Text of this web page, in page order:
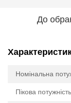
До
Номінальна
Пікова